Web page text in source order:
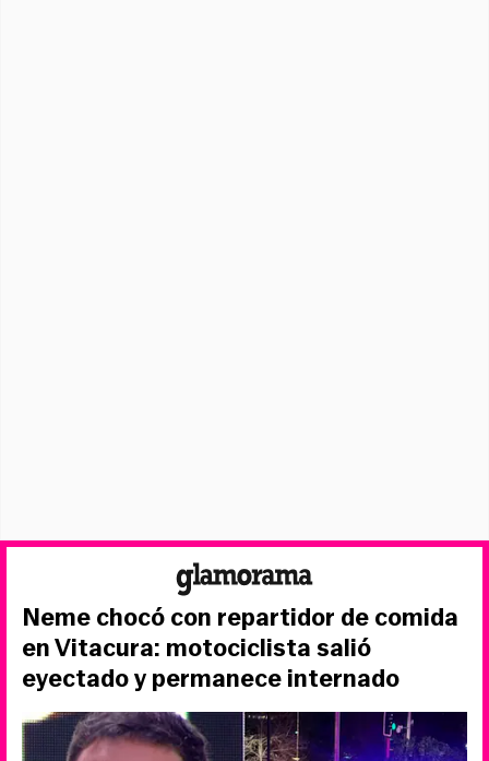
Neme chocó con repartidor de comida
en Vitacura: motociclista salió
eyectado y permanece internado